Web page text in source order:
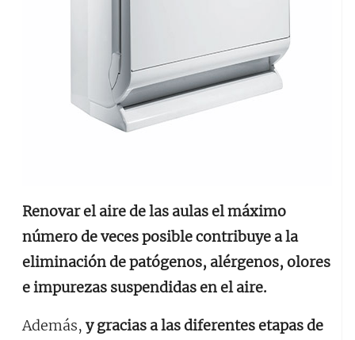
Renovar el aire de las aulas el máximo
número de veces posible contribuye a la
eliminación de patógenos, alérgenos, olores
e impurezas suspendidas en el aire.
Además, y gracias a las diferentes etapas de